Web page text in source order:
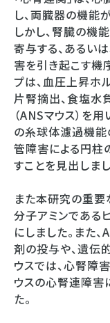
し、両臓器の機能
しかし、腎臓の機
寄与する、あるい
害を引き起こす機
プは、血圧上昇ホ
片腎摘出、食塩水
（ANSマウス）を
の糸球体濾過機能
管障害による円柱
すことを見出しまし
また本研究の重要
分子アミンである
にしました。また
剤の投与や、遺伝
ウスでは、心腎障
ウスの心腎連障害
た。